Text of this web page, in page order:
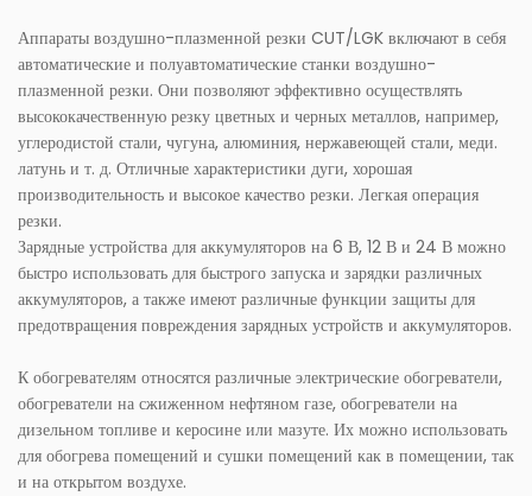
Аппараты воздушно-плазменной резки CUT/LGK включают в себя
автоматические и полуавтоматические станки воздушно-
плазменной резки. Они позволяют эффективно осуществлять
высококачественную резку цветных и черных металлов, например,
углеродистой стали, чугуна, алюминия, нержавеющей стали, меди.
латунь и т. д. Отличные характеристики дуги, хорошая
производительность и высокое качество резки. Легкая операция
резки.
Зарядные устройства для аккумуляторов на 6 В, 12 В и 24 В можно
быстро использовать для быстрого запуска и зарядки различных
аккумуляторов, а также имеют различные функции защиты для
предотвращения повреждения зарядных устройств и аккумуляторов.
К обогревателям относятся различные электрические обогреватели,
обогреватели на сжиженном нефтяном газе, обогреватели на
дизельном топливе и керосине или мазуте. Их можно использовать
для обогрева помещений и сушки помещений как в помещении, так
и на открытом воздухе.